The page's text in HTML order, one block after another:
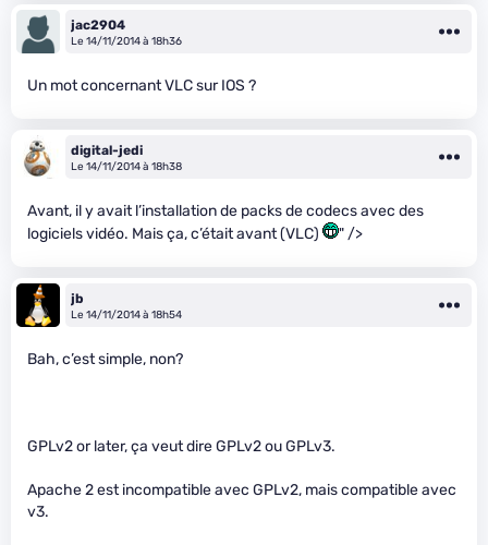
jac2904
Le 14/11/2014 à 18h36
Un mot concernant VLC sur IOS ?
digital-jedi
Le 14/11/2014 à 18h38
Avant, il y avait l’installation de packs de codecs avec des
logiciels vidéo. Mais ça, c’était avant (VLC)
" />
jb
Le 14/11/2014 à 18h54
Bah, c’est simple, non?
GPLv2 or later, ça veut dire GPLv2 ou GPLv3.
Apache 2 est incompatible avec GPLv2, mais compatible avec
v3.